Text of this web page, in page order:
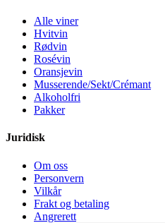
Alle viner
Hvitvin
Rødvin
Rosévin
Oransjevin
Musserende/Sekt/Crémant
Alkoholfri
Pakker
Juridisk
Om oss
Personvern
Vilkår
Frakt og betaling
Angrerett